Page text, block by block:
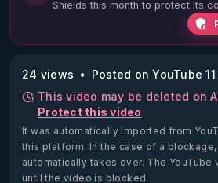
Shields this month to protect its
24 views
Posted on YouTube
This video may be deleted on
Protect this video
It was automatically imported from
this platform. In the case of a
automatically takes over. The YouTube
until the video is blocked.